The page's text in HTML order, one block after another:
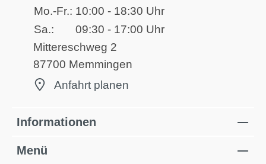
Mo.-Fr.: 10:00 - 18:30 Uhr
Sa.:
09:30 - 17:00 Uhr
Mittereschweg 2
87700 Memmingen
Anfahrt planen
Informationen
Menü